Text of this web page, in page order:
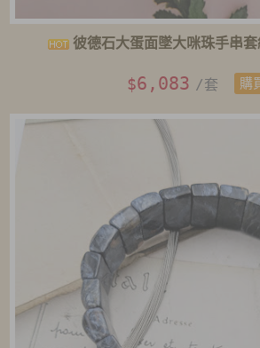
彼德石大蛋面墜大咪珠手串
$6,083 /套 購